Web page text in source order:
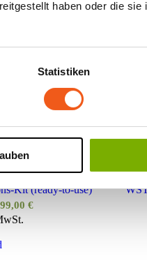
haben oder die sie
Statistiken
Preisspanne:
199,00 €
Kit (ready-to-use)
€Preisspanne: